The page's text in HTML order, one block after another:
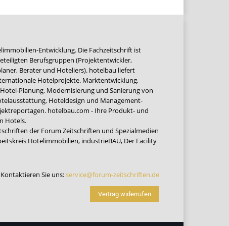
Entwicklung. Die Fachzeitschrift ist
Berufsgruppen (Projektentwickler,
Berater und Hoteliers). hotelbau liefert
Hotelprojekte. Marktentwicklung,
Planung, Modernisierung und Sanierung von
Hoteldesign und Management-
hotelbau.com - Ihre Produkt- und
Hotels.
der Forum Zeitschriften und Spezialmedien
Hotelimmobilien, industrieBAU, Der Facility
Kontaktieren Sie uns:service@forum-zeitschriften.de
Vertrag widerrufen